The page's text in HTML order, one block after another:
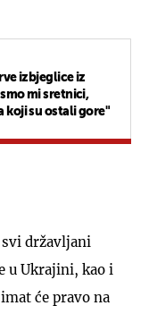
izbjeglice iz
mi sretnici,
koji su ostali gore"
državljani
u Ukrajini, kao i
će pravo na